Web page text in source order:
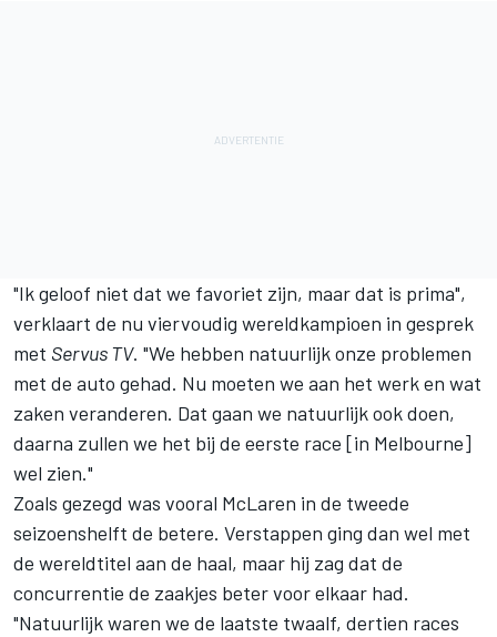
"Ik geloof niet dat we favoriet zijn, maar dat is prima",
verklaart de nu viervoudig wereldkampioen in gesprek
met Servus TV. "We hebben natuurlijk onze problemen
met de auto gehad. Nu moeten we aan het werk en wat
zaken veranderen. Dat gaan we natuurlijk ook doen,
daarna zullen we het bij de eerste race [in Melbourne]
wel zien."
Zoals gezegd was vooral McLaren in de tweede
seizoenshelft de betere. Verstappen ging dan wel met
de wereldtitel aan de haal, maar hij zag dat de
concurrentie de zaakjes beter voor elkaar had.
"Natuurlijk waren we de laatste twaalf, dertien races